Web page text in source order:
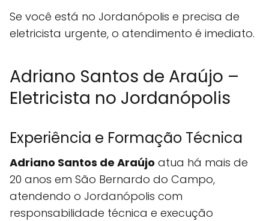
Se você está no Jordanópolis e precisa de
eletricista urgente, o atendimento é imediato.
Adriano Santos de Araújo –
Eletricista no Jordanópolis
Experiência e Formação Técnica
Adriano Santos de Araújo atua há mais de
20 anos em São Bernardo do Campo,
atendendo o Jordanópolis com
responsabilidade técnica e execução